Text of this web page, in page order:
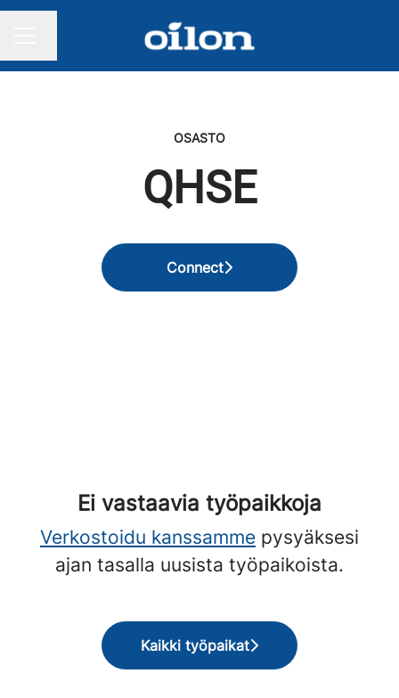
OSASTO
QHSE
Connect
Ei vastaavia työpaikkoja
Verkostoidu kanssamme pysyäksesi
ajan tasalla uusista työpaikoista.
Kaikki työpaikat